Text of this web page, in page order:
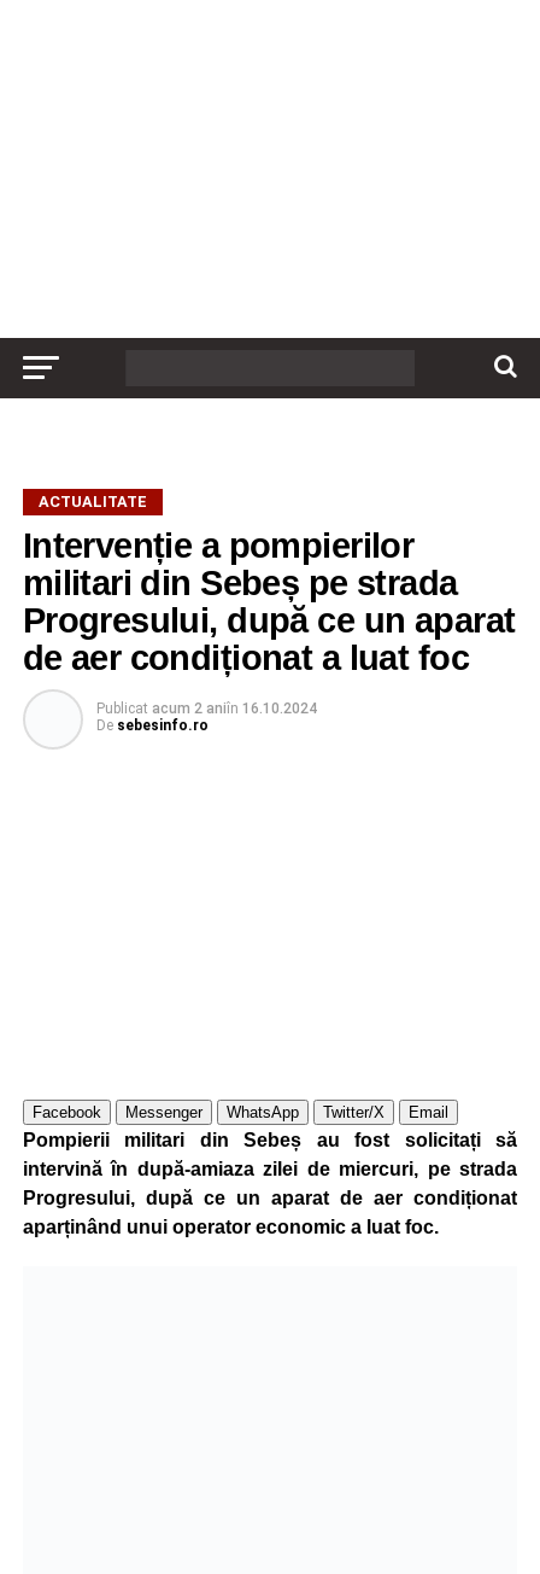
ACTUALITATE
Intervenție a pompierilor
militari din Sebeș pe strada
Progresului, după ce un aparat
de aer condiționat a luat foc
Publicat acum 2 aniîn 16.10.2024
De sebesinfo.ro
Facebook Messenger WhatsApp Twitter/X Email
Pompierii militari din Sebeș au fost solicitați să
intervină în după-amiaza zilei de miercuri, pe strada
Progresului, după ce un aparat de aer condiționat
aparținând unui operator economic a luat foc.